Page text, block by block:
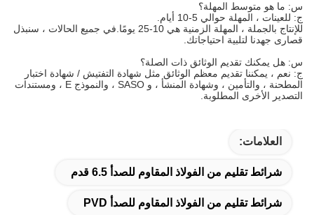
س: ما هو متوسط ​​المهلة؟
ج: للعينات ، المهلة حوالي 5-10 أيام.
للإنتاج بالجملة ، المهلة الزمنية هي 10-25 يومًا.في جميع الحالات ، سنبذل
قصارى جهدنا لتلبية احتياجاتك.
س: هل يمكنك تقديم الوثائق ذات الصلة؟
ج: نعم ، يمكننا تقديم معظم الوثائق مثل شهادة التفتيش / شهادة اختبار
المطحنة ، والتأمين ، وشهادة المنشأ ، و SASO ، والنموذج E ، ومستندات
التصدير الأخرى المطلوبة.
العلامات:
شرائط تقليم من الفولاذ المقاوم للصدأ 6.5 قدم
شرائط تقليم من الفولاذ المقاوم للصدأ PVD